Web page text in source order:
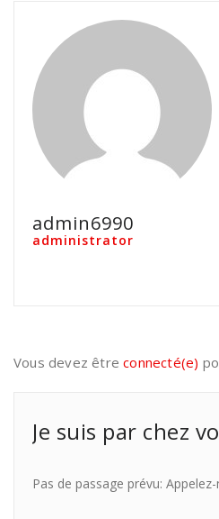
admin6990
administrator
Vous devez êtreconnecté(e)
Je suis par chez
Pas de passage prévu: